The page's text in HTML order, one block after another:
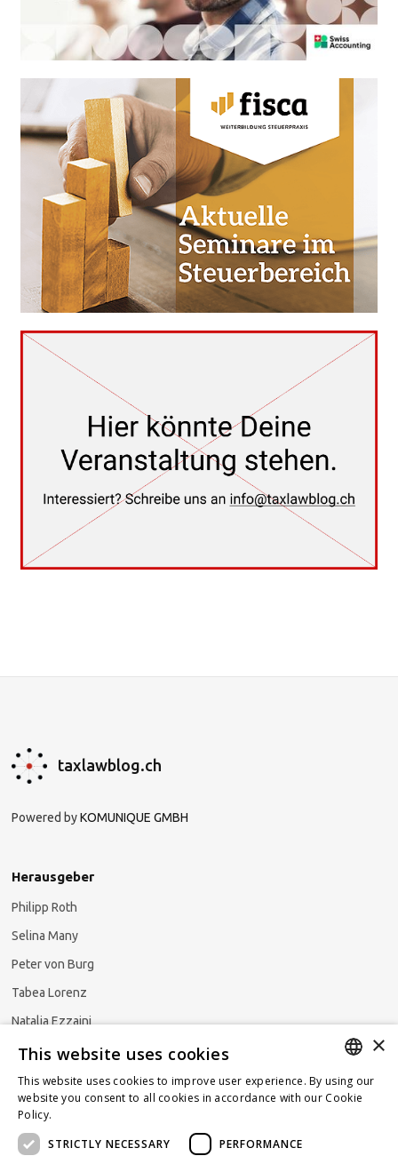
taxlawblog.ch
Powered byKOMUNIQUE GMBH
Herausgeber
Philipp Roth
Selina Many
Peter von Burg
Tabea Lorenz
Natalja Ezzaini
Newsletter abonnieren
GERMAN
×
This website uses cookies
This website uses cookies to improve user experience. By using our
website you consent to all cookies in accordance with our Cookie
Policy.
STRICTLY NECESSARY
PERFORMANCE